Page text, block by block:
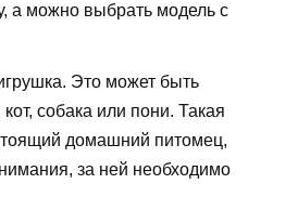
а можно выбрать модель с
Это может быть
собака или пони. Такая
домашний питомец,
за ней необходимо